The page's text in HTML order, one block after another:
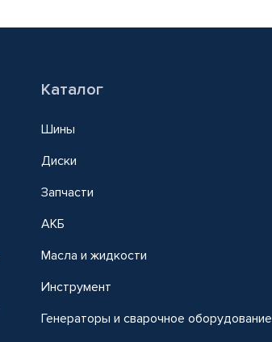
Каталог
Шины
Диски
Запчасти
АКБ
Масла и жидкости
Инструмент
Генераторы и сварочное оборудование